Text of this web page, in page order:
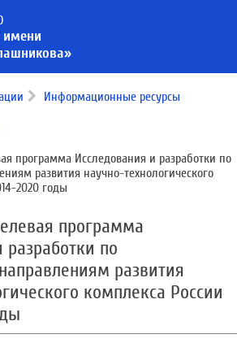
Информационные ресурсы
программа Исследования и разработки по
развития научно-технологического
2020 годы
программа
по
развития
комплекса России